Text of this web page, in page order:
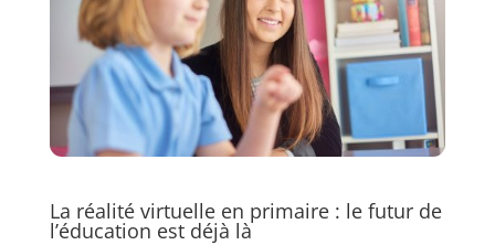
La réalité virtuelle en primaire : le futur de
l’éducation est déjà là